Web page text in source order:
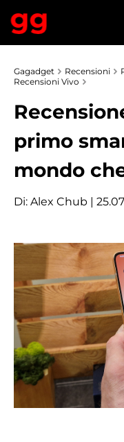
Gagadget Recensioni
Recensioni Vivo
primo
mondo
Di: Alex Chub |